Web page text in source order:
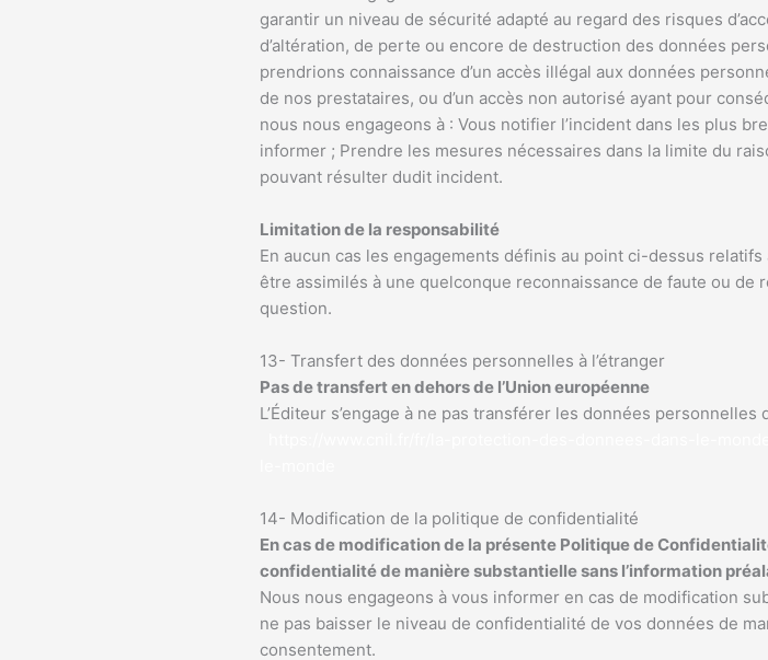
garantir un niveau de sécurité adapté au regard des risques
d’altération, de perte ou encore de destruction des données
prendrions connaissance d’un accès illégal aux données
de nos prestataires, ou d’un accès non autorisé ayant pour
nous nous engageons à : Vous notifier l’incident dans les plus
informer ; Prendre les mesures nécessaires dans la limite du
pouvant résulter dudit incident.
Limitation de la responsabilité
En aucun cas les engagements définis au point ci-dessus
être assimilés à une quelconque reconnaissance de faute ou de
question.
13- Transfert des données personnelles à l’étranger
Pas de transfert en dehors de l’Union européenne
L’Éditeur s’engage à ne pas transférer les données
14- Modification de la politique de confidentialité
En cas de modification de la présente Politique de
confidentialité de manière substantielle sans l’information
Nous nous engageons à vous informer en cas de modification
ne pas baisser le niveau de confidentialité de vos données de
consentement.